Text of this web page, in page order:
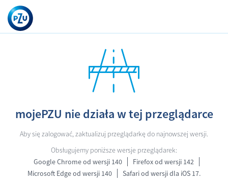
mojePZU nie działa w tej przeglądarce
Aby się zalogować, zaktualizuj przeglądarkę do najnowszej wersji.
Obsługujemy poniższe wersje przeglądarek:
Google Chrome od wersji 140
Firefox od wersji 142
Microsoft Edge od wersji 140
Safari od wersji dla iOS 17.